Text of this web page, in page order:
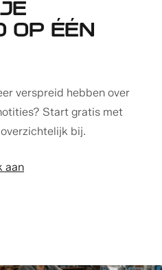
OP ÉÉN
verspreid hebben over
Start gratis met
bij.
aan